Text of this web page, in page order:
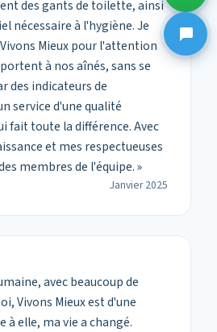
des gants de toilette, ainsi
nécessaire à l'hygiène. Je
Mieux pour l'attention
à nos aînés, sans se
des indicateurs de
service d'une qualité
fait toute la différence. Avec
et mes respectueuses
membres de l'équipe.»
Janvier 2025
avec beaucoup de
Vivons Mieux est d'une
à elle, ma vie a changé.